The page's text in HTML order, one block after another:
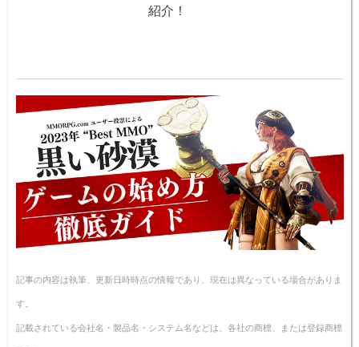
紹介！
記事の内容は執筆、更新日時時点の情報であり、現在は異なっている場合がありま
す。
記載されている会社名・製品名・システム名などは、各社の商標、または登録商標